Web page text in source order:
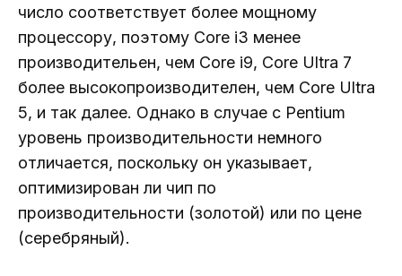
число соответствует более мощному
процессору, поэтому Core i3 менее
производительен, чем Core i9, Core Ultra 7
более высокопроизводителен, чем Core Ultra
5, и так далее. Однако в случае с Pentium
уровень производительности немного
отличается, поскольку он указывает,
оптимизирован ли чип по
производительности (золотой) или по цене
(серебряный).